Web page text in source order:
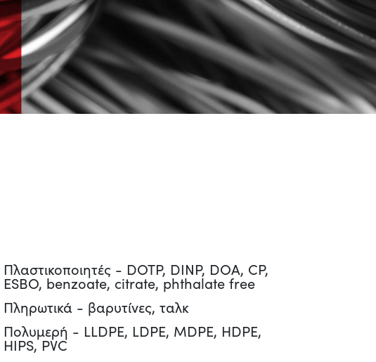
Πλαστικοποιητές - DOTP, DINP, DOA, CP,
ESBO, benzoate, citrate, phthalate free
Πληρωτικά - βαρυτίνες, ταλκ
Πολυμερή - LLDPE, LDPE, MDPE, HDPE,
HIPS, PVC